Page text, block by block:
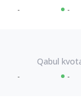
- -
- -